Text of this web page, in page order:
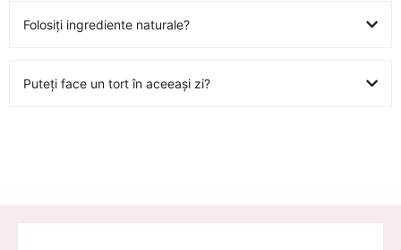
Folosiți ingrediente naturale?
Puteți face un tort în aceeași zi?